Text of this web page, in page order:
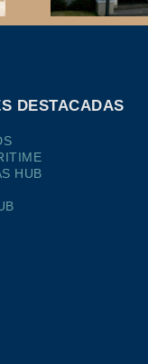
DESTACADAS
HUB